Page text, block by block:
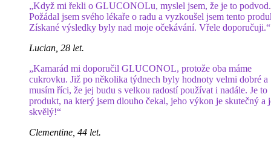
„Když mi řekli o GLUCONOLu, myslel jsem, že je to podvod.
Požádal jsem svého lékaře o radu a vyzkoušel jsem tento
Získané výsledky byly nad moje očekávání. Vřele doporučuji.“
Lucian, 28 let.
„Kamarád mi doporučil GLUCONOL, protože oba máme
cukrovku. Již po několika týdnech byly hodnoty velmi dobré a
musím říci, že jej budu s velkou radostí používat i nadále. Je to
produkt, na který jsem dlouho čekal, jeho výkon je skutečný a
skvělý!“
Clementine, 44 let.